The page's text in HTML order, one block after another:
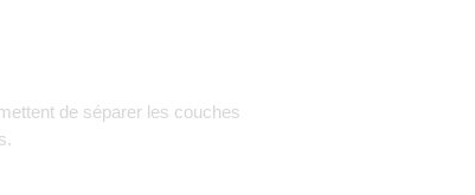
de séparer les couches